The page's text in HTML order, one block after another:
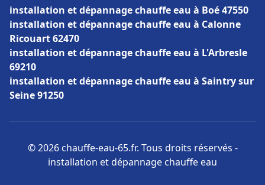
installation et dépannage chauffe eau à Boé 47550
installation et dépannage chauffe eau à Calonne
Ricouart 62470
installation et dépannage chauffe eau à L'Arbresle
69210
installation et dépannage chauffe eau à Saintry sur
Seine 91250
© 2026 chauffe-eau-65.fr. Tous droits réservés -
installation et dépannage chauffe eau